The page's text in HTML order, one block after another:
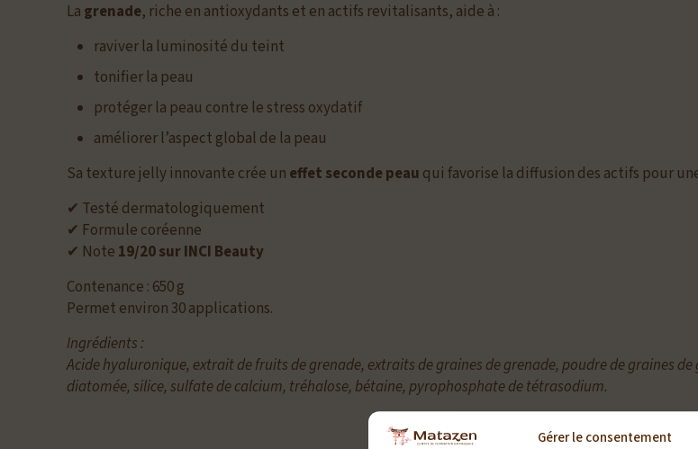
Gérer le consentement
La grenade, riche en antioxydants et en actifs revitalisants, aide à :
raviver la luminosité du teint
tonifier la peau
protéger la peau contre le stress oxydatif
améliorer l’aspect global de la peau
Sa texture jelly innovante crée un effet seconde peau qui favorise la diffusion des actifs pour
✔ Testé dermatologiquement
✔ Formule coréenne
✔ Note 19/20 sur INCI Beauty
Contenance : 650 g
Permet environ 30 applications.
Ingrédients :
Acide hyaluronique, extrait de fruits de grenade, extraits de graines de grenade, poudre de graines
diatomée, silice, sulfate de calcium, tréhalose, bétaine, pyrophosphate de tétrasodium.